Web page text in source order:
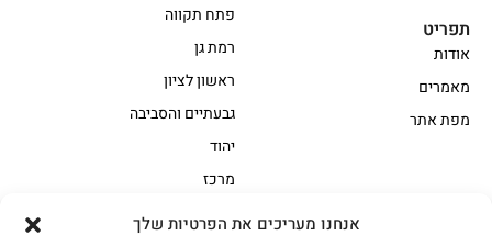
אנחנו מעריכים את הפרטיות שלך
פתח תקווה
רמת גן
ראשון לציון
גבעתיים והסביבה
יהוד
מרכז
תפריט
אודות
מאמרים
מפת אתר